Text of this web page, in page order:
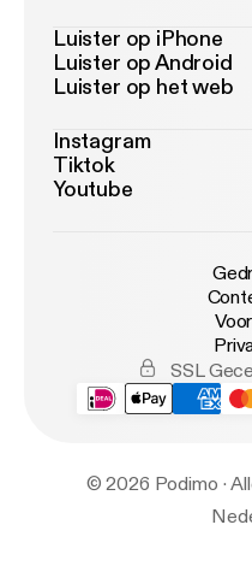
Luister op iPhone
Luister op Android
Luister op het web
Instagram
Tiktok
Youtube
SSL
© 2026 Podimo ·